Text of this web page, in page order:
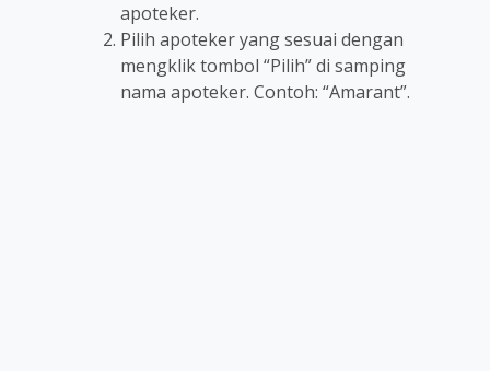
apoteker.
Pilih apoteker yang sesuai dengan
mengklik tombol “Pilih” di samping
nama apoteker. Contoh: “Amarant”.